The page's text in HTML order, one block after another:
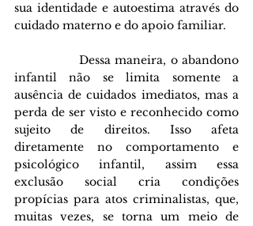
sua identidade e autoestima através do
cuidado materno e do apoio familiar.
infantil não se limita somente a
ausência de cuidados imediatos, mas a
perda de ser visto e reconhecido como
sujeito de direitos. Isso afeta
diretamente no comportamento e
psicológico infantil, assim essa
exclusão social cria condições
propícias para atos criminalistas, que,
muitas vezes, se torna um meio de